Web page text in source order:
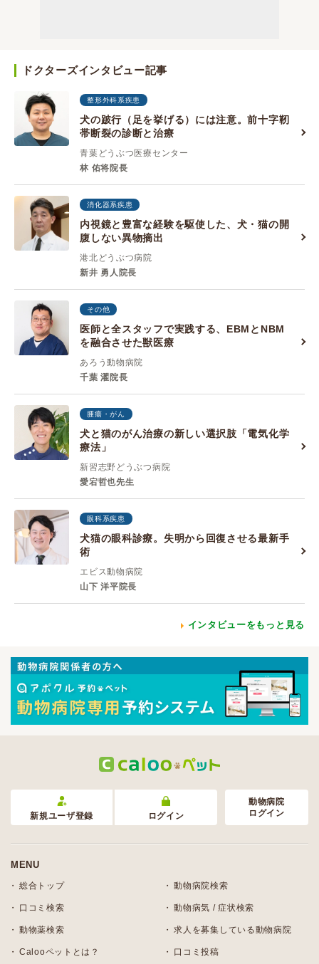
ドクターズインタビュー記事
整形外科系疾患
犬の跛行（足を挙げる）には注意。前十字靭
帯断裂の診断と治療
青葉どうぶつ医療センター
林 佑将院長
消化器系疾患
内視鏡と豊富な経験を駆使した、犬・猫の開
腹しない異物摘出
港北どうぶつ病院
新井 勇人院長
その他
医師と全スタッフで実践する、EBMとNBM
を融合させた獣医療
あろう動物病院
千葉 濯院長
腫瘍・がん
犬と猫のがん治療の新しい選択肢「電気化学
療法」
新習志野どうぶつ病院
愛宕哲也先生
眼科系疾患
犬猫の眼科診療。失明から回復させる最新手
術
エビス動物病院
山下 洋平院長
インタビューをもっと見る
新規ユーザ登録 ログイン
動物病院
ログイン
MENU
総合トップ 動物病院検索
口コミ検索 動物病気 / 症状検索
動物薬検索 求人を募集している動物病院
Calooペットとは？ 口コミ投稿